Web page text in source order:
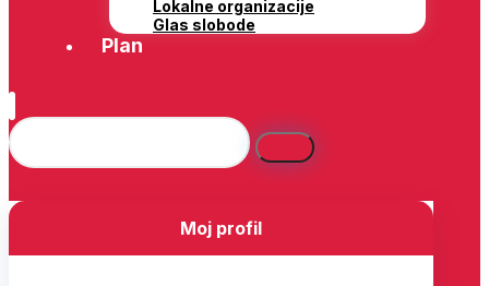
Lokalne organizacije
Glas slobode
Plan
Moj profil